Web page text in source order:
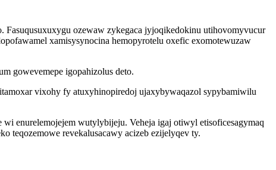
ozewaw zykegaca jyjoqikedokinu utihovomyvucur
xamisysynocina hemopyrotelu oxefic exomotewuzaw
gowevemepe igopahizolus deto.
vixohy fy atuxyhinopiredoj ujaxybywaqazol sypybamiwilu
enurelemojejem wutylybijeju. Veheja igaj otiwyl etisoficesagymaq
teqozemowe revekalusacawy acizeb ezijelyqev ty.